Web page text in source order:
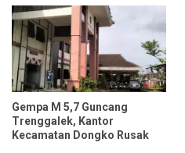
Gempa M 5,7 Guncang
Trenggalek, Kantor
Kecamatan Dongko Rusak